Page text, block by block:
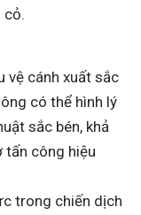
cỏ.
vệ cánh xuất sắc
có thể hình lý
sắc bén, khả
tấn công hiệu
trong chiến dịch